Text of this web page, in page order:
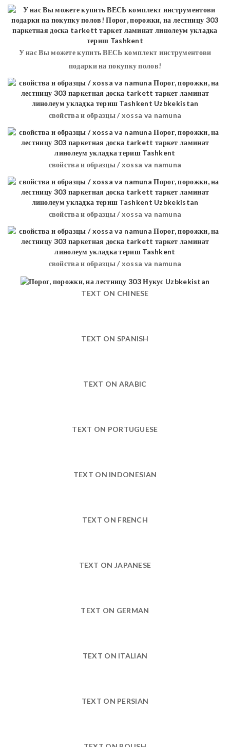
У нас Вы можете купить ВЕСЬ комплект инструментови
подарки на покупку полов!
свойства и образцы / xossa va namuna
свойства и образцы / xossa va namuna
свойства и образцы / xossa va namuna
свойства и образцы / xossa va namuna
TEXT ON CHINESE
TEXT ON SPANISH
TEXT ON ARABIC
TEXT ON PORTUGUESE
TEXT ON INDONESIAN
TEXT ON FRENCH
TEXT ON JAPANESE
TEXT ON GERMAN
TEXT ON ITALIAN
TEXT ON PERSIAN